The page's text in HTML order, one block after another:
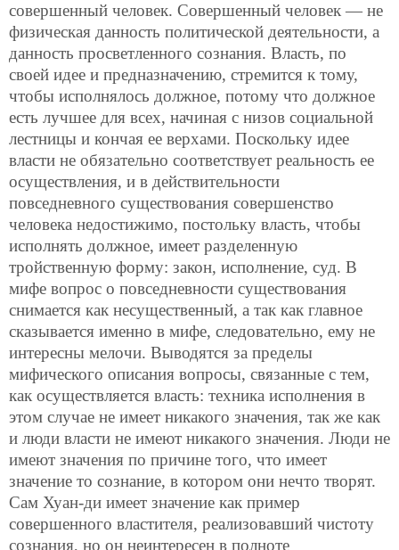
совершенный человек. Совершенный человек — не
физическая данность политической деятельности, а
данность просветленного сознания. Власть, по
своей идее и предназначению, стремится к тому,
чтобы исполнялось должное, потому что должное
есть лучшее для всех, начиная с низов социальной
лестницы и кончая ее верхами. Поскольку идее
власти не обязательно соответствует реальность ее
осуществления, и в действительности
повседневного существования совершенство
человека недостижимо, постольку власть, чтобы
исполнять должное, имеет разделенную
тройственную форму: закон, исполнение, суд. В
мифе вопрос о повседневности существования
снимается как несущественный, а так как главное
сказывается именно в мифе, следовательно, ему не
интересны мелочи. Выводятся за пределы
мифического описания вопросы, связанные с тем,
как осуществляется власть: техника исполнения в
этом случае не имеет никакого значения, так же как
и люди власти не имеют никакого значения. Люди не
имеют значения по причине того, что имеет
значение то сознание, в котором они нечто творят.
Сам Хуан-ди имеет значение как пример
совершенного властителя, реализовавший чистоту
сознания, но он неинтересен в полноте